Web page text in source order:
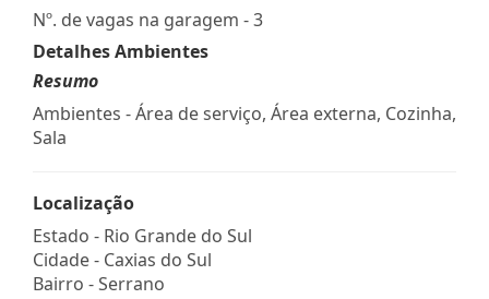
Nº. de vagas na garagem - 3
Detalhes Ambientes
Resumo
Ambientes - Área de serviço, Área externa, Cozinha,
Sala
Localização
Estado - Rio Grande do Sul
Cidade - Caxias do Sul
Bairro -Serrano